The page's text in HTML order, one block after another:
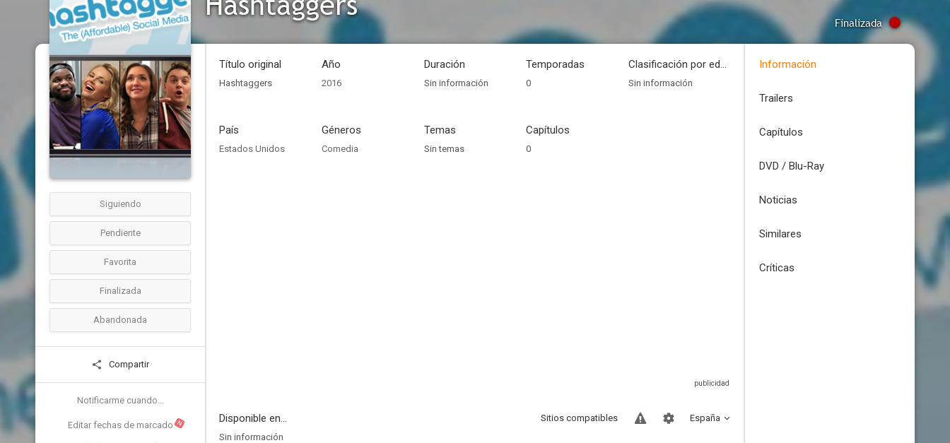
Finalizada
Siguiendo
Pendiente
Favorita
Finalizada
Abandonada
Compartir
Notificarme cuando...
Editar fechas de marcado N
Título original
Hashtaggers
Año
2016
Duración
Sin información
Temporadas
0
Clasificación por edades
Sin información
País
Estados Unidos
Géneros
Comedia
Temas
Sin temas
Capítulos
0
Disponible en... España
Sitios compatibles
Sin información
Información
Trailers
Capítulos
DVD / Blu-Ray
Noticias
Similares
Críticas